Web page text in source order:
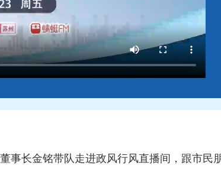
事长金铭带队走进政风行风直播间，跟市民